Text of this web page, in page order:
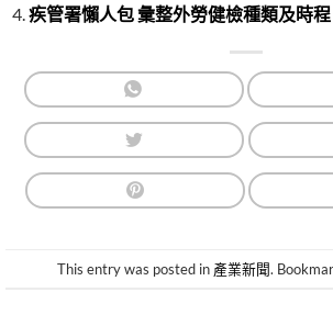
疾管署懶人包 彙整外勞健檢種類及時程
This entry was posted in 產業新聞.